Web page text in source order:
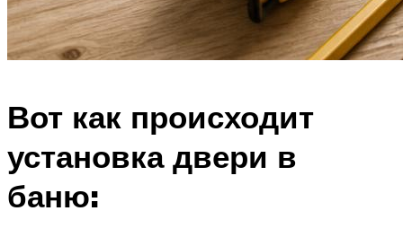
Вот как происходит
установка двери в
баню: